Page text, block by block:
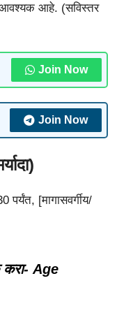
आवश्यक आहे. (सविस्तर
Join Now
Join Now
पर्यंत, [मागासवर्गीय/
करा- Age